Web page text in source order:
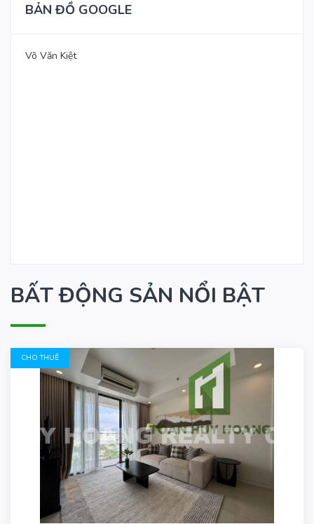
BẢN ĐỒ GOOGLE
Võ Văn Kiệt
BẤT ĐỘNG SẢN NỔI BẬT
CHO THUÊ